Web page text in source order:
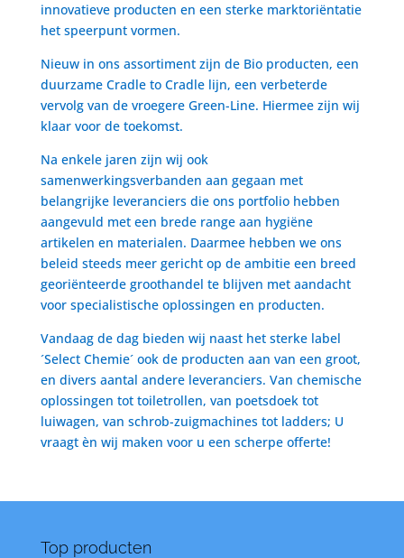
innovatieve producten en een sterke marktoriëntatie
het speerpunt vormen.
Nieuw in ons assortiment zijn de Bio producten, een
duurzame Cradle to Cradle lijn, een verbeterde
vervolg van de vroegere Green-Line. Hiermee zijn wij
klaar voor de toekomst.
Na enkele jaren zijn wij ook
samenwerkingsverbanden aan gegaan met
belangrijke leveranciers die ons portfolio hebben
aangevuld met een brede range aan hygiëne
artikelen en materialen. Daarmee hebben we ons
beleid steeds meer gericht op de ambitie een breed
georiënteerde groothandel te blijven met aandacht
voor specialistische oplossingen en producten.
Vandaag de dag bieden wij naast het sterke label
´Select Chemie´ ook de producten aan van een groot,
en divers aantal andere leveranciers. Van chemische
oplossingen tot toiletrollen, van poetsdoek tot
luiwagen, van schrob-zuigmachines tot ladders; U
vraagt èn wij maken voor u een scherpe offerte!
Top producten